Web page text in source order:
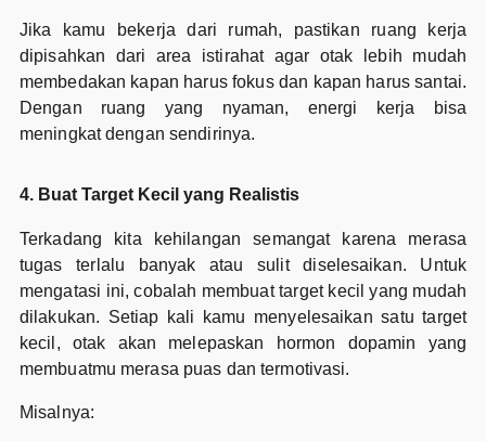
Jika kamu bekerja dari rumah, pastikan ruang kerja
dipisahkan dari area istirahat agar otak lebih mudah
membedakan kapan harus fokus dan kapan harus santai.
Dengan ruang yang nyaman, energi kerja bisa
meningkat dengan sendirinya.
4. Buat Target Kecil yang Realistis
Terkadang kita kehilangan semangat karena merasa
tugas terlalu banyak atau sulit diselesaikan. Untuk
mengatasi ini, cobalah membuat target kecil yang mudah
dilakukan. Setiap kali kamu menyelesaikan satu target
kecil, otak akan melepaskan hormon dopamin yang
membuatmu merasa puas dan termotivasi.
Misalnya: